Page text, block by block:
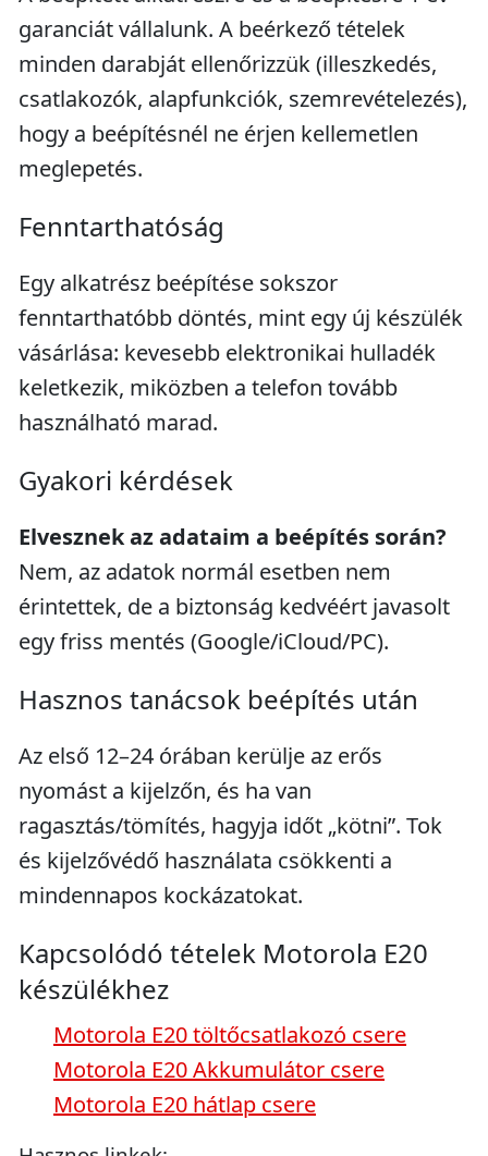
garanciát vállalunk. A beérkező tételek
minden darabját ellenőrizzük (illeszkedés,
csatlakozók, alapfunkciók, szemrevételezés),
hogy a beépítésnél ne érjen kellemetlen
meglepetés.
Fenntarthatóság
Egy alkatrész beépítése sokszor
fenntarthatóbb döntés, mint egy új készülék
vásárlása: kevesebb elektronikai hulladék
keletkezik, miközben a telefon tovább
használható marad.
Gyakori kérdések
Elvesznek az adataim a beépítés során?
Nem, az adatok normál esetben nem
érintettek, de a biztonság kedvéért javasolt
egy friss mentés (Google/iCloud/PC).
Hasznos tanácsok beépítés után
Az első 12–24 órában kerülje az erős
nyomást a kijelzőn, és ha van
ragasztás/tömítés, hagyja időt „kötni”. Tok
és kijelzővédő használata csökkenti a
mindennapos kockázatokat.
Kapcsolódó tételek Motorola E20
készülékhez
Motorola E20 töltőcsatlakozó csere
Motorola E20 Akkumulátor csere
Motorola E20 hátlap csere